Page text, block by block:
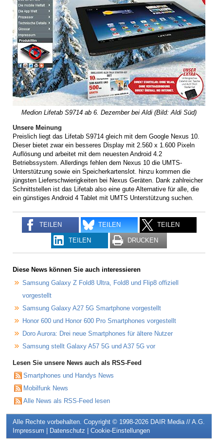
Medion Lifetab S9714 ab 6. Dezember bei Aldi (Bild: Aldi Süd)
Unsere Meinung
Preislich liegt das Lifetab S9714 gleich mit dem Google Nexus 10.
Dieser bietet zwar ein besseres Display mit 2.560 x 1.600 Pixeln
Auflösung und arbeitet mit dem neuesten Android 4.2
Betriebssystem. Allerdings fehlen dem Nexus 10 die UMTS-
Unterstützung sowie ein Speicherkartenslot. hinzu kommen die
jüngsten Lieferschwierigkeiten bei Nexus Geräten. Dank zahlreicher
Schnittstellen ist das Lifetab also eine gute Alternative für alle, die
ein günstiges Android 4 Tablet mit UMTS Unterstützung suchen.
TEILEN TEILEN TEILEN
TEILEN DRUCKEN
Diese News können Sie auch interessieren
Samsung Galaxy Z Fold8 Ultra, Fold8 und Flip8 offiziell
vorgestellt
Samsung Galaxy A27 5G Smartphone vorgestellt
Honor 600 und Honor 600 Pro Smartphones vorgestellt
Doro Aurora: Drei neue Smartphones für ältere Nutzer
Samsung stellt Galaxy A57 5G und A37 5G vor
Lesen Sie unsere News auch als RSS-Feed
Smartphones und Handys News
Mobilfunk News
Alle News als RSS-Feed lesen
Alle Rechte vorbehalten. Copyright © 1998-2026 DAIR Media // A.G.
Impressum
Datenschutz Cookie-Einstellungen